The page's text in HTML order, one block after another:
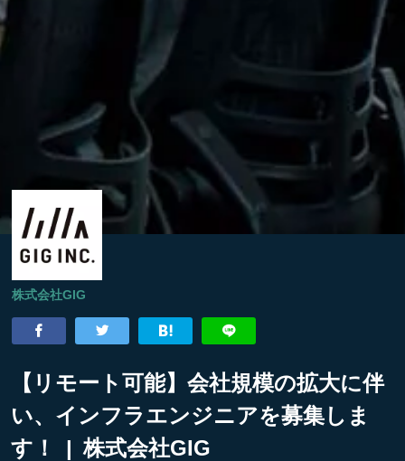
株式会社GIG
【リモート可能】会社規模の拡大に伴
い、インフラエンジニアを募集しま
す！ | 株式会社GIG